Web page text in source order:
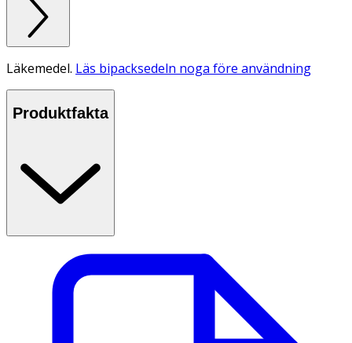
Läkemedel. Läs bipacksedeln noga före användning
Produktfakta